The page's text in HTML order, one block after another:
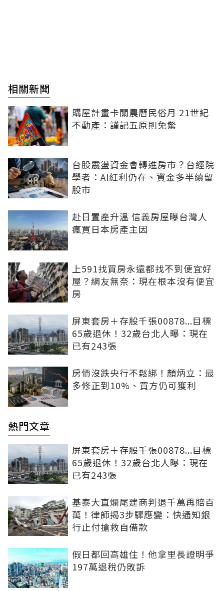
相關新聞
購屋計畫卡關農曆民俗月 21世紀
不動產：謹記五原則免驚
台股震盪資金會轉進房市？台經院
學者：AI紅利仍在、資金多半續留
股市
赴日置產升溫 信義房屋曝台灣人
瘋買日本房產主因
上591找買房永遠都找不到便宜好
屋？網友無奈：現在根本沒有便宜
房
屏東套房＋存股千張00878...目標
65歲退休！32歲台北人曝：現在
已有243張
房價沒跌央行不鬆綁！顏炳立：最
多修正到10%、買方仍可獲利
熱門文章
屏東套房＋存股千張00878...目標
65歲退休！32歲台北人曝：現在
已有243張
基泰大直爛尾建商判退千萬再賠百
萬！律師揭3步驟應變：快通知銀
行止付搶救自備款
假日都回高雄住！他拿里長證明爭
197萬退稅仍敗訴